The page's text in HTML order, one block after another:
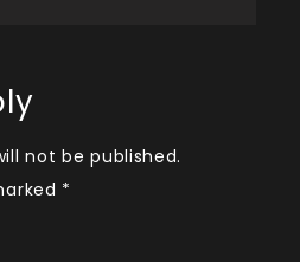
not be published.
*